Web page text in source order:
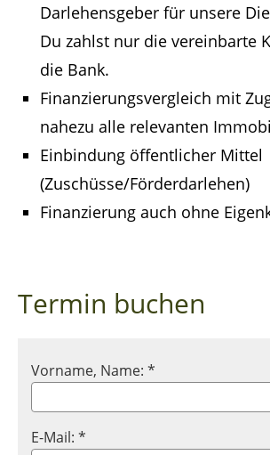
Darlehensgeber für unsere
Du zahlst nur die vereinbarte
die Bank.
Finanzierungsvergleich mit
nahezu alle relevanten
Einbindung öffentlicher Mittel
(Zuschüsse/Förderdarlehen)
Finanzierung auch ohne
Termin buchen
Vorname, Name: *
E-Mail: *